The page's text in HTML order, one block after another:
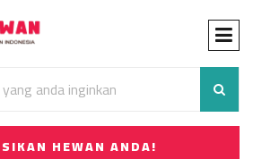
HEWAN ANDA!